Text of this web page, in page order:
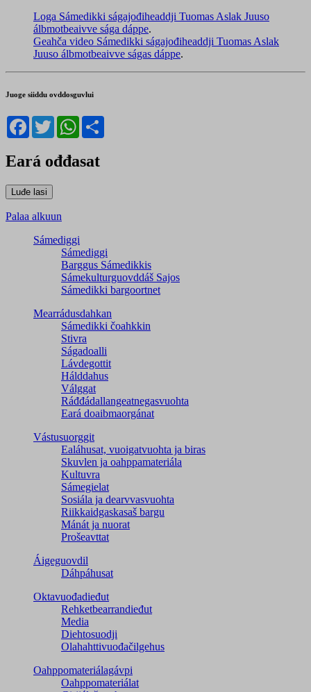
Loga Sámedikki ságajođiheaddji Tuomas Aslak Juuso
álbmotbeaivve sága dáppe.
Geahča video Sámedikki ságajođiheaddji Tuomas Aslak
Juuso álbmotbeaivve ságas dáppe.
Juoge siiddu ovddosguvlui
Facebook
TwitterWhatsApp
Eará ođđasat
Palaa alkuun
Sámediggi
Sámediggi
Barggus Sámedikkis
Sámekulturguovddáš Sajos
Sámedikki bargoortnet
Mearrádusdahkan
Sámedikki čoahkkin
Stivra
Ságadoalli
Lávdegottit
Hálddahus
Válggat
Ráđđádallangeatnegas­vuohta
Eará doaibmaorgánat
Vástusuorggit
Ealáhusat, vuoigatvuohta ja biras
Skuvlen ja oahppamateriála
Kultuvra
Sámegielat
Sosiála ja dearvvasvuohta
Riikkaidgaskasaš bargu
Mánát ja nuorat
Prošeavttat
Áigeguovdil
Dáhpáhusat
Oktavuođadieđut
Rehketbearrandieđut
Media
Diehtosuodji
Olahahttivuođačilgehus
Oahppomateriálagávpi
Oahppomateriálat